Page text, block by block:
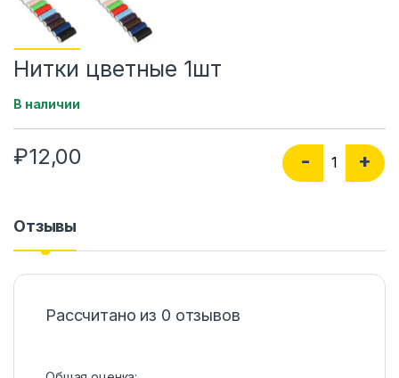
Нитки цветные 1шт
В наличии
₽12,00 -
Количество
+
Отзывы
Рассчитано из 0 отзывов